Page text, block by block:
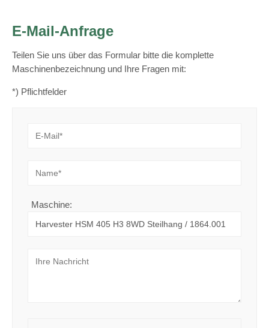
E-Mail-Anfrage
Teilen Sie uns über das Formular bitte die komplette
Maschinenbezeichnung und Ihre Fragen mit:
*) Pflichtfelder
Maschine: